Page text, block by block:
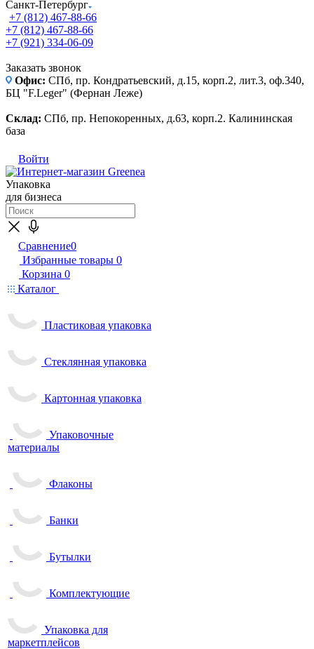
Санкт-Петербург
+7 (812) 467-88-66
+7 (812) 467-88-66
+7 (921) 334-06-09
Заказать звонок
Офис: СПб, пр. Кондратьевский, д.15, корп.2, лит.3, оф.340,
БЦ "F.Leger" (Фернан Леже)
Склад: СПб, пр. Непокоренных, д.63, корп.2. Калининская
база
Войти
Упаковка
для бизнеса
Сравнение0
Избранные товары 0
Корзина 0
Каталог
Пластиковая упаковка
Стеклянная упаковка
Картонная упаковка
Упаковочные
материалы
Флаконы
Банки
Бутылки
Комплектующие
Упаковка для
маркетплейсов